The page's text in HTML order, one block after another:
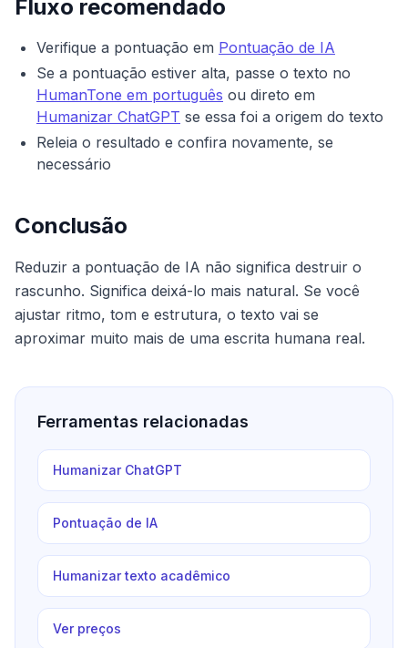
Fluxo recomendado
Verifique a pontuação em Pontuação de IA
Se a pontuação estiver alta, passe o texto no
HumanTone em português ou direto em
Humanizar ChatGPT se essa foi a origem do texto
Releia o resultado e confira novamente, se
necessário
Conclusão
Reduzir a pontuação de IA não significa destruir o
rascunho. Significa deixá-lo mais natural. Se você
ajustar ritmo, tom e estrutura, o texto vai se
aproximar muito mais de uma escrita humana real.
Ferramentas relacionadas
Humanizar ChatGPT
Pontuação de IA
Humanizar texto acadêmico
Ver preços